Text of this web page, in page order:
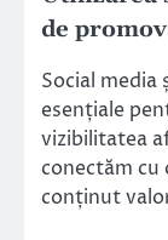
de
Social media
esențiale
vizibilitatea
conectăm
conținut